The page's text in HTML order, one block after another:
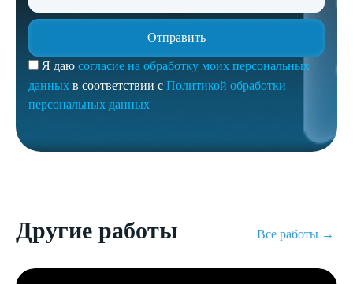
Я даю согласие на обработку моих персональных
данных в соответствии с Политикой обработки
персональных данных
Другие работы Все работы →